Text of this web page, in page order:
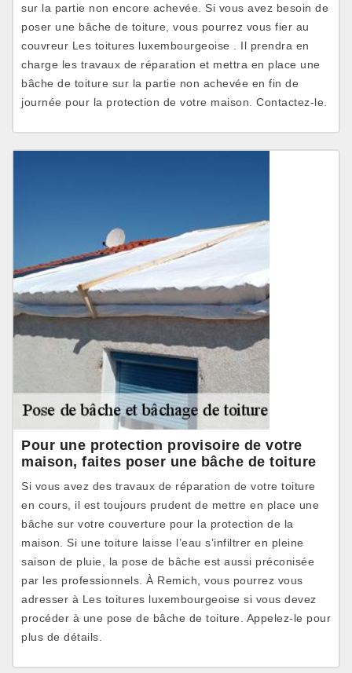
sur la partie non encore achevée. Si vous avez besoin de
poser une bâche de toiture, vous pourrez vous fier au
couvreur Les toitures luxembourgeoise . Il prendra en
charge les travaux de réparation et mettra en place une
bâche de toiture sur la partie non achevée en fin de
journée pour la protection de votre maison. Contactez-le.
Pour une protection provisoire de votre
maison, faites poser une bâche de toiture
Si vous avez des travaux de réparation de votre toiture
en cours, il est toujours prudent de mettre en place une
bâche sur votre couverture pour la protection de la
maison. Si une toiture laisse l’eau s’infiltrer en pleine
saison de pluie, la pose de bâche est aussi préconisée
par les professionnels. À Remich, vous pourrez vous
adresser à Les toitures luxembourgeoise si vous devez
procéder à une pose de bâche de toiture. Appelez-le pour
plus de détails.